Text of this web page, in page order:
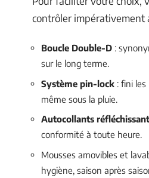
contrôler impérativement
Boucle Double-D :
sur le long terme.
Système pin-lock : fini les
même sous la pluie.
Autocollants
conformité à toute heure.
Mousses amovibles et
hygiène, saison après